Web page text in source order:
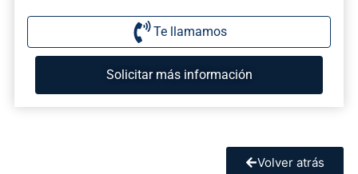
Volver atrás
Te llamamos
Solicitar más información